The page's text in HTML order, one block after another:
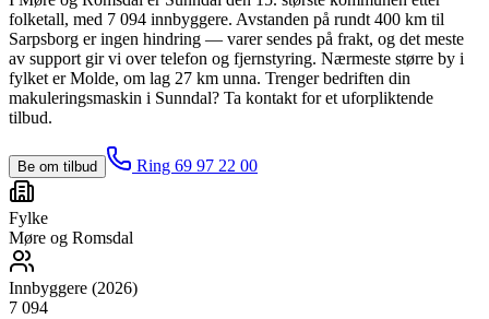
folketall, med 7 094 innbyggere. Avstanden på rundt 400 km til
Sarpsborg er ingen hindring — varer sendes på frakt, og det meste
av support gir vi over telefon og fjernstyring. Nærmeste større by i
fylket er Molde, om lag 27 km unna. Trenger bedriften din
makuleringsmaskin i Sunndal? Ta kontakt for et uforpliktende
tilbud.
Be om tilbud Ring 69 97 22 00
Fylke
Møre og Romsdal
Innbyggere (2026)
7 094